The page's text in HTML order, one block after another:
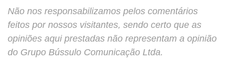
Não nos responsabilizamos pelos comentários
feitos por nossos visitantes, sendo certo que as
opiniões aqui prestadas não representam a opinião
do Grupo Bússulo Comunicação Ltda.